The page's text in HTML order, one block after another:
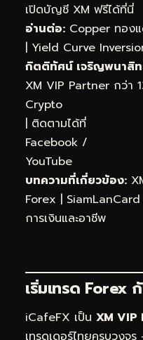
เปิดบัญชี XM ฟรีได้ที่นี่
อ่านต่อ: Copper ทอง
| Yield Curve
กิตติทัศน์ เจริญพนาสิ
XM VIP Partner กว่า
Crypto
| ติดตามได้ที่
Facebook /
YouTube
บทความที่เกี่ยวข้อง:
Forex |
การเงินและอาชีพ
เริ่มเทรด Forex
iCafeFX เป็น XM VIP